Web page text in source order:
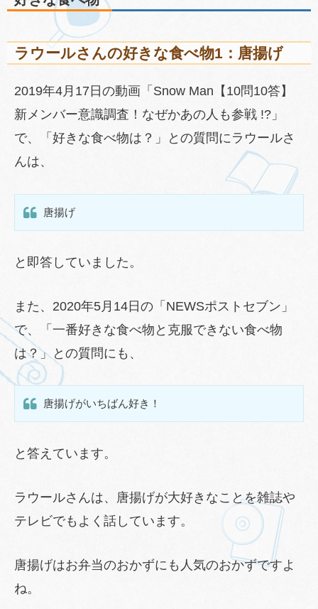
ラウールさんの好きな食べ物1：唐揚げ
2019年4月17日の動画「Snow Man【10問10答】
新メンバー意識調査！なぜかあの人も参戦 !?」
で、「好きな食べ物は？」との質問にラウールさ
んは、
唐揚げ
と即答していました。
また、2020年5月14日の「NEWSポストセブン」
で、「一番好きな食べ物と克服できない食べ物
は？」との質問にも、
唐揚げがいちばん好き！
と答えています。
ラウールさんは、唐揚げが大好きなことを雑誌や
テレビでもよく話しています。
唐揚げはお弁当のおかずにも人気のおかずですよ
ね。